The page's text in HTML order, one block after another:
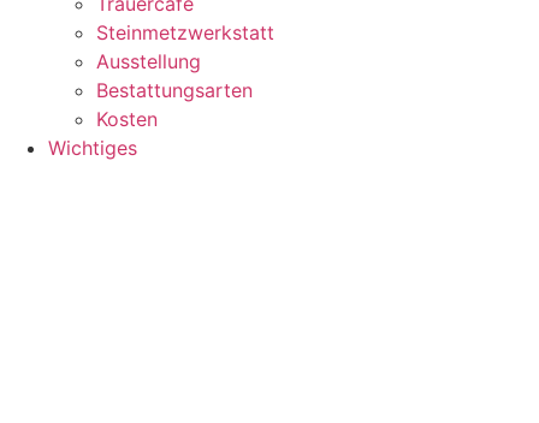
Steinmetzwerkstatt
Ausstellung
Bestattungsarten
Kosten
Wichtiges